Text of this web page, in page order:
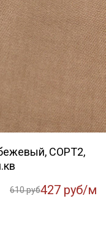
СОРТ2,
610 руб427 руб/м